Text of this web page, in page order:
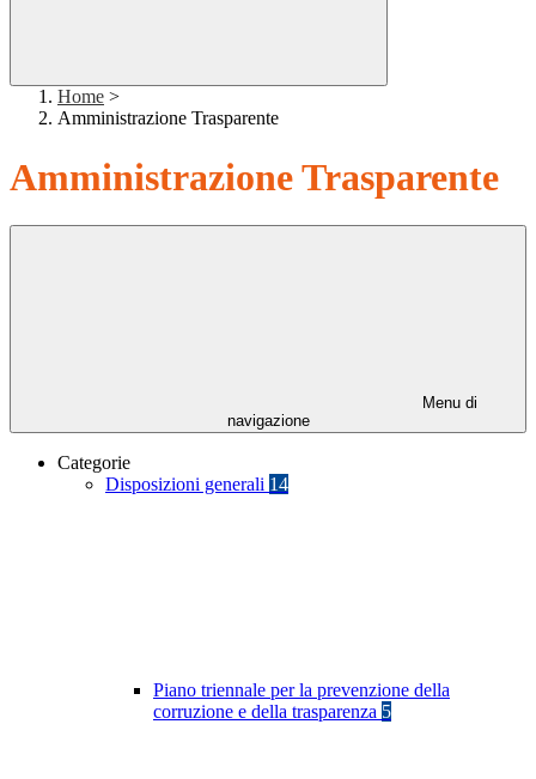
Home >
Amministrazione Trasparente
Amministrazione Trasparente
Menu di
navigazione
Categorie
Disposizioni generali 14
Piano triennale per la prevenzione della
corruzione e della trasparenza 5